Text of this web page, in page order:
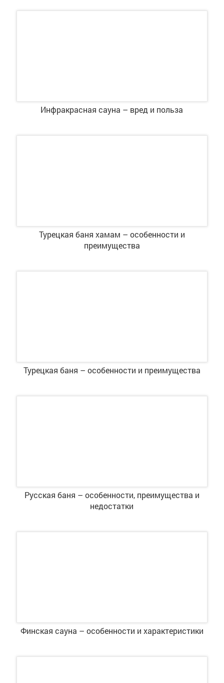
Инфракрасная сауна – вред и польза
Турецкая баня хамам – особенности и
преимущества
Турецкая баня – особенности и преимущества
Русская баня – особенности, преимущества и
недостатки
Финская сауна – особенности и характеристики